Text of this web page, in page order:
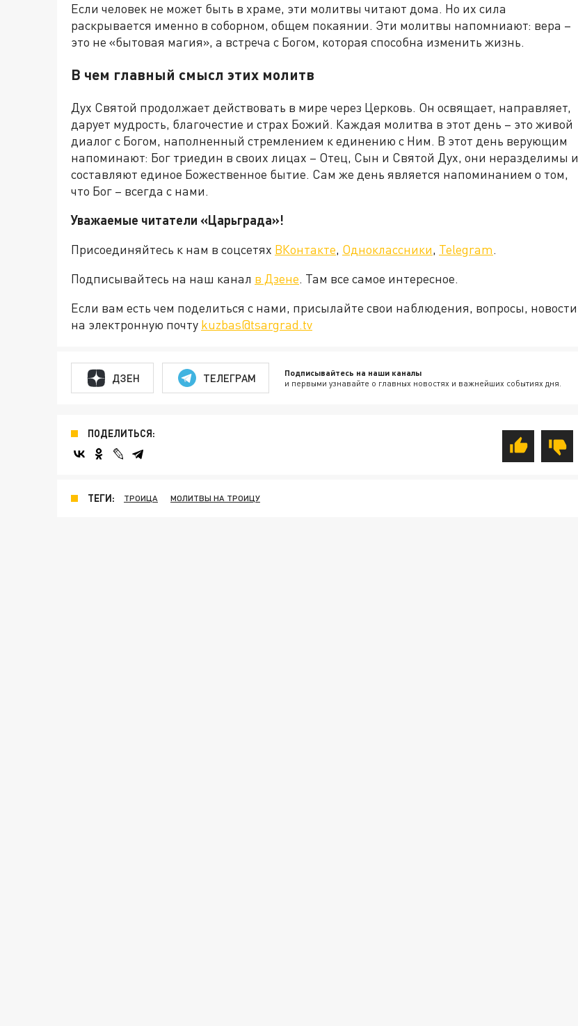
Если человек не может быть в храме, эти молитвы читают дома. Но их сила
раскрывается именно в соборном, общем покаянии. Эти молитвы напомниают: вера –
это не «бытовая магия», а встреча с Богом, которая способна изменить жизнь.
В чем главный смысл этих молитв
Дух Святой продолжает действовать в мире через Церковь. Он освящает, направляет,
дарует мудрость, благочестие и страх Божий. Каждая молитва в этот день – это живой
диалог с Богом, наполненный стремлением к единению с Ним. В этот день верующим
напоминают: Бог триедин в своих лицах – Отец, Сын и Святой Дух, они неразделимы и
составляют единое Божественное бытие. Сам же день является напоминанием о том,
что Бог – всегда с нами.
Уважаемые читатели «Царьграда»!
Присоединяйтесь к нам в соцсетях ВКонтакте, Одноклассники, Telegram.
Подписывайтесь на наш канал в Дзене. Там все самое интересное.
Если вам есть чем поделиться с нами, присылайте свои наблюдения, вопросы, новости
на электронную почту kuzbas@tsargrad.tv
ДЗЕН ТЕЛЕГРАМ Подписывайтесь на наши каналы
и первыми узнавайте о главных новостях и важнейших событиях дня.
ПОДЕЛИТЬСЯ:
ТЕГИ: ТРОИЦА МОЛИТВЫ НА ТРОИЦУ